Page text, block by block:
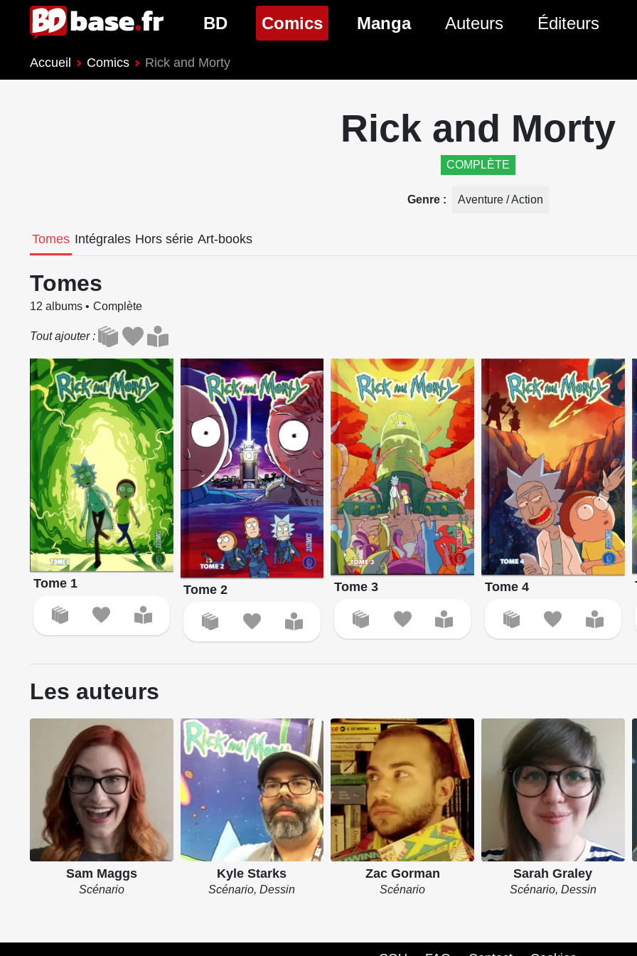
BD
Nouveautés BD
Comics(page courante)
Manga
Genres Manga
Auteurs Éditeurs
Accueil Comics Rick and Morty
Rick and Morty
COMPLÈTE
Genre Aventure / Action
Tomes Intégrales Hors série Art-books
Tomes
12 albums Complète
Tout ajouter
Tome 1 Tome 2 Tome 3 Tome 4
Les auteurs
Sam Maggs
Scénario
Kyle Starks
Scénario, Dessin
Zac Gorman
Scénario
Sarah Graley
Scénario, Dessin